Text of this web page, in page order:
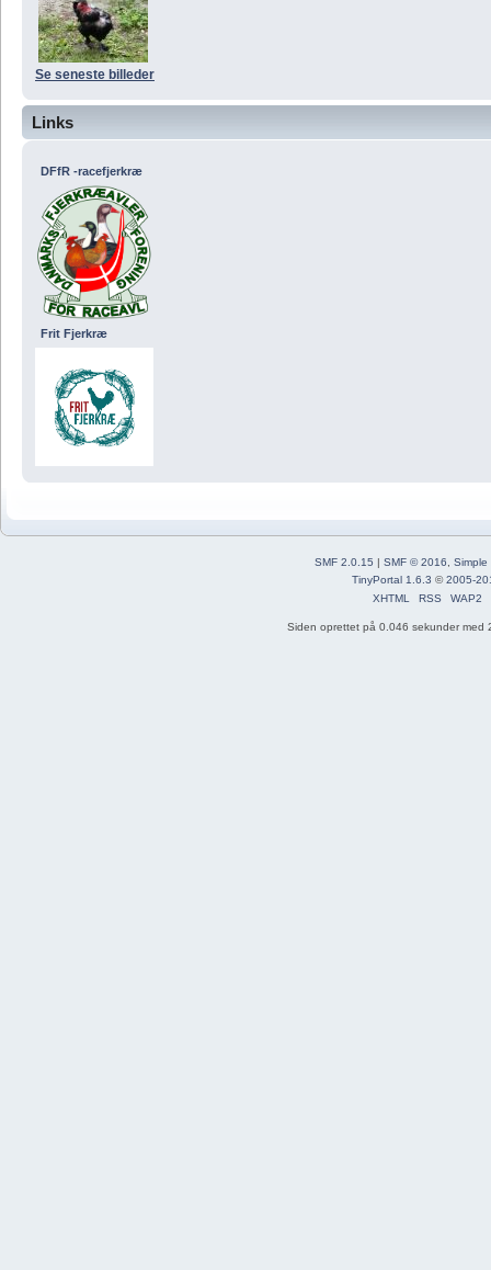
Se seneste billeder
Links
DFfR -racefjerkræ
Frit Fjerkræ
SMF 2.0.15 | SMF © 2016
Simple
TinyPortal 1.6.3 ©2005-
XHTML
RSS WAP2
Siden oprettet på 0.046 sekunder med